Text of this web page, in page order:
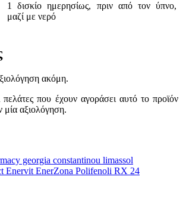
1 δισκίο ημερησίως, πριν από τον ύπνο,
μαζί με νερό
ακόμη.
που έχουν αγοράσει αυτό το προϊόν
αξιολόγηση.